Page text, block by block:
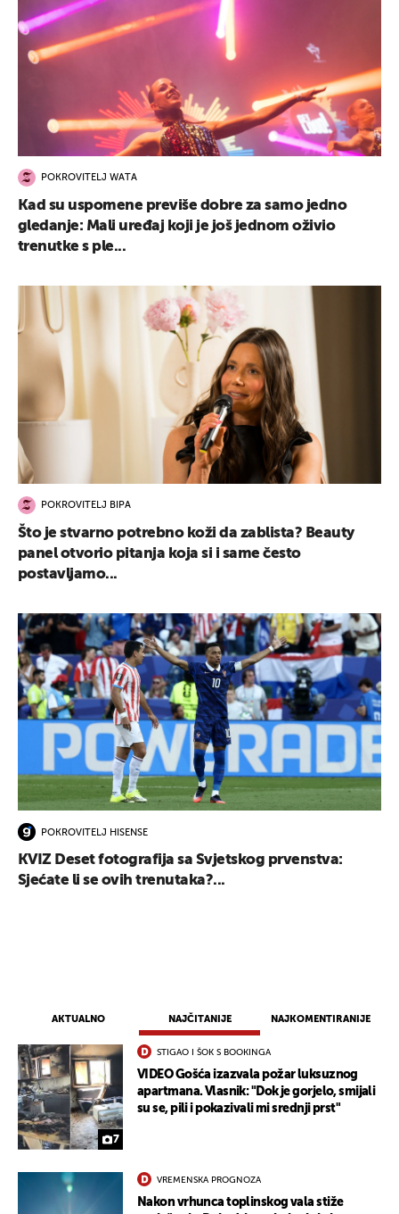
AKTUALNO NAJČITANIJE NAJKOMENTIRANIJE
7
STIGAO I ŠOK S BOOKINGA
VIDEO Gošća izazvala požar luksuznog
apartmana. Vlasnik: "Dok je gorjelo, smijali
su se, pili i pokazivali mi srednji prst"
VREMENSKA PROGNOZA
Nakon vrhunca toplinskog vala stiže
POKROVITELJ WATA
Kad su uspomene previše dobre za samo jedno
gledanje: Mali uređaj koji je još jednom oživio
trenutke s ple...
POKROVITELJ BIPA
Što je stvarno potrebno koži da zablista? Beauty
panel otvorio pitanja koja si i same često
postavljamo...
POKROVITELJ HISENSE
KVIZ Deset fotografija sa Svjetskog prvenstva:
Sjećate li se ovih trenutaka?...